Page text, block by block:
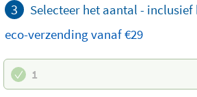
3 Selecteer het aantal -
eco-verzendingvanaf €29
1